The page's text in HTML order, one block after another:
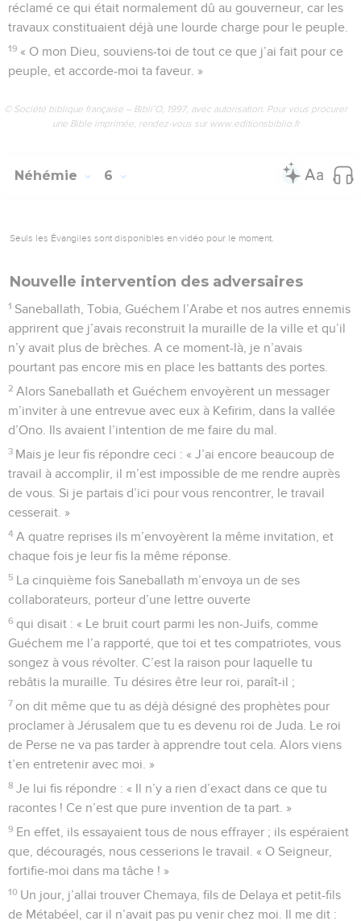
réclamé ce qui était normalement dû au gouverneur, car les
travaux constituaient déjà une lourde charge pour le peuple.
19 « O mon Dieu, souviens-toi de tout ce que j’ai fait pour ce
peuple, et accorde-moi ta faveur. »
© Société biblique française – Bibli’O, 1997, avec autorisation. Pour vous procurer
une Bible imprimée, rendez-vous sur www.editionsbiblio.fr
Néhémie 6
Seuls les Évangiles sont disponibles en vidéo pour le moment.
Nouvelle intervention des adversaires
1 Saneballath, Tobia, Guéchem l’Arabe et nos autres ennemis
apprirent que j’avais reconstruit la muraille de la ville et qu’il
n’y avait plus de brèches. A ce moment-là, je n’avais
pourtant pas encore mis en place les battants des portes.
2 Alors Saneballath et Guéchem envoyèrent un messager
m’inviter à une entrevue avec eux à Kefirim, dans la vallée
d’Ono. Ils avaient l’intention de me faire du mal.
3 Mais je leur fis répondre ceci : « J’ai encore beaucoup de
travail à accomplir, il m’est impossible de me rendre auprès
de vous. Si je partais d’ici pour vous rencontrer, le travail
cesserait. »
4 A quatre reprises ils m’envoyèrent la même invitation, et
chaque fois je leur fis la même réponse.
5 La cinquième fois Saneballath m’envoya un de ses
collaborateurs, porteur d’une lettre ouverte
6 qui disait : « Le bruit court parmi les non-Juifs, comme
Guéchem me l’a rapporté, que toi et tes compatriotes, vous
songez à vous révolter. C’est la raison pour laquelle tu
rebâtis la muraille. Tu désires être leur roi, paraît-il ;
7 on dit même que tu as déjà désigné des prophètes pour
proclamer à Jérusalem que tu es devenu roi de Juda. Le roi
de Perse ne va pas tarder à apprendre tout cela. Alors viens
t’en entretenir avec moi. »
8 Je lui fis répondre : « Il n’y a rien d’exact dans ce que tu
racontes ! Ce n’est que pure invention de ta part. »
9 En effet, ils essayaient tous de nous effrayer ; ils espéraient
que, découragés, nous cesserions le travail. « O Seigneur,
fortifie-moi dans ma tâche ! »
10 Un jour, j’allai trouver Chemaya, fils de Delaya et petit-fils
de Métabéel, car il n’avait pas pu venir chez moi. Il me dit :